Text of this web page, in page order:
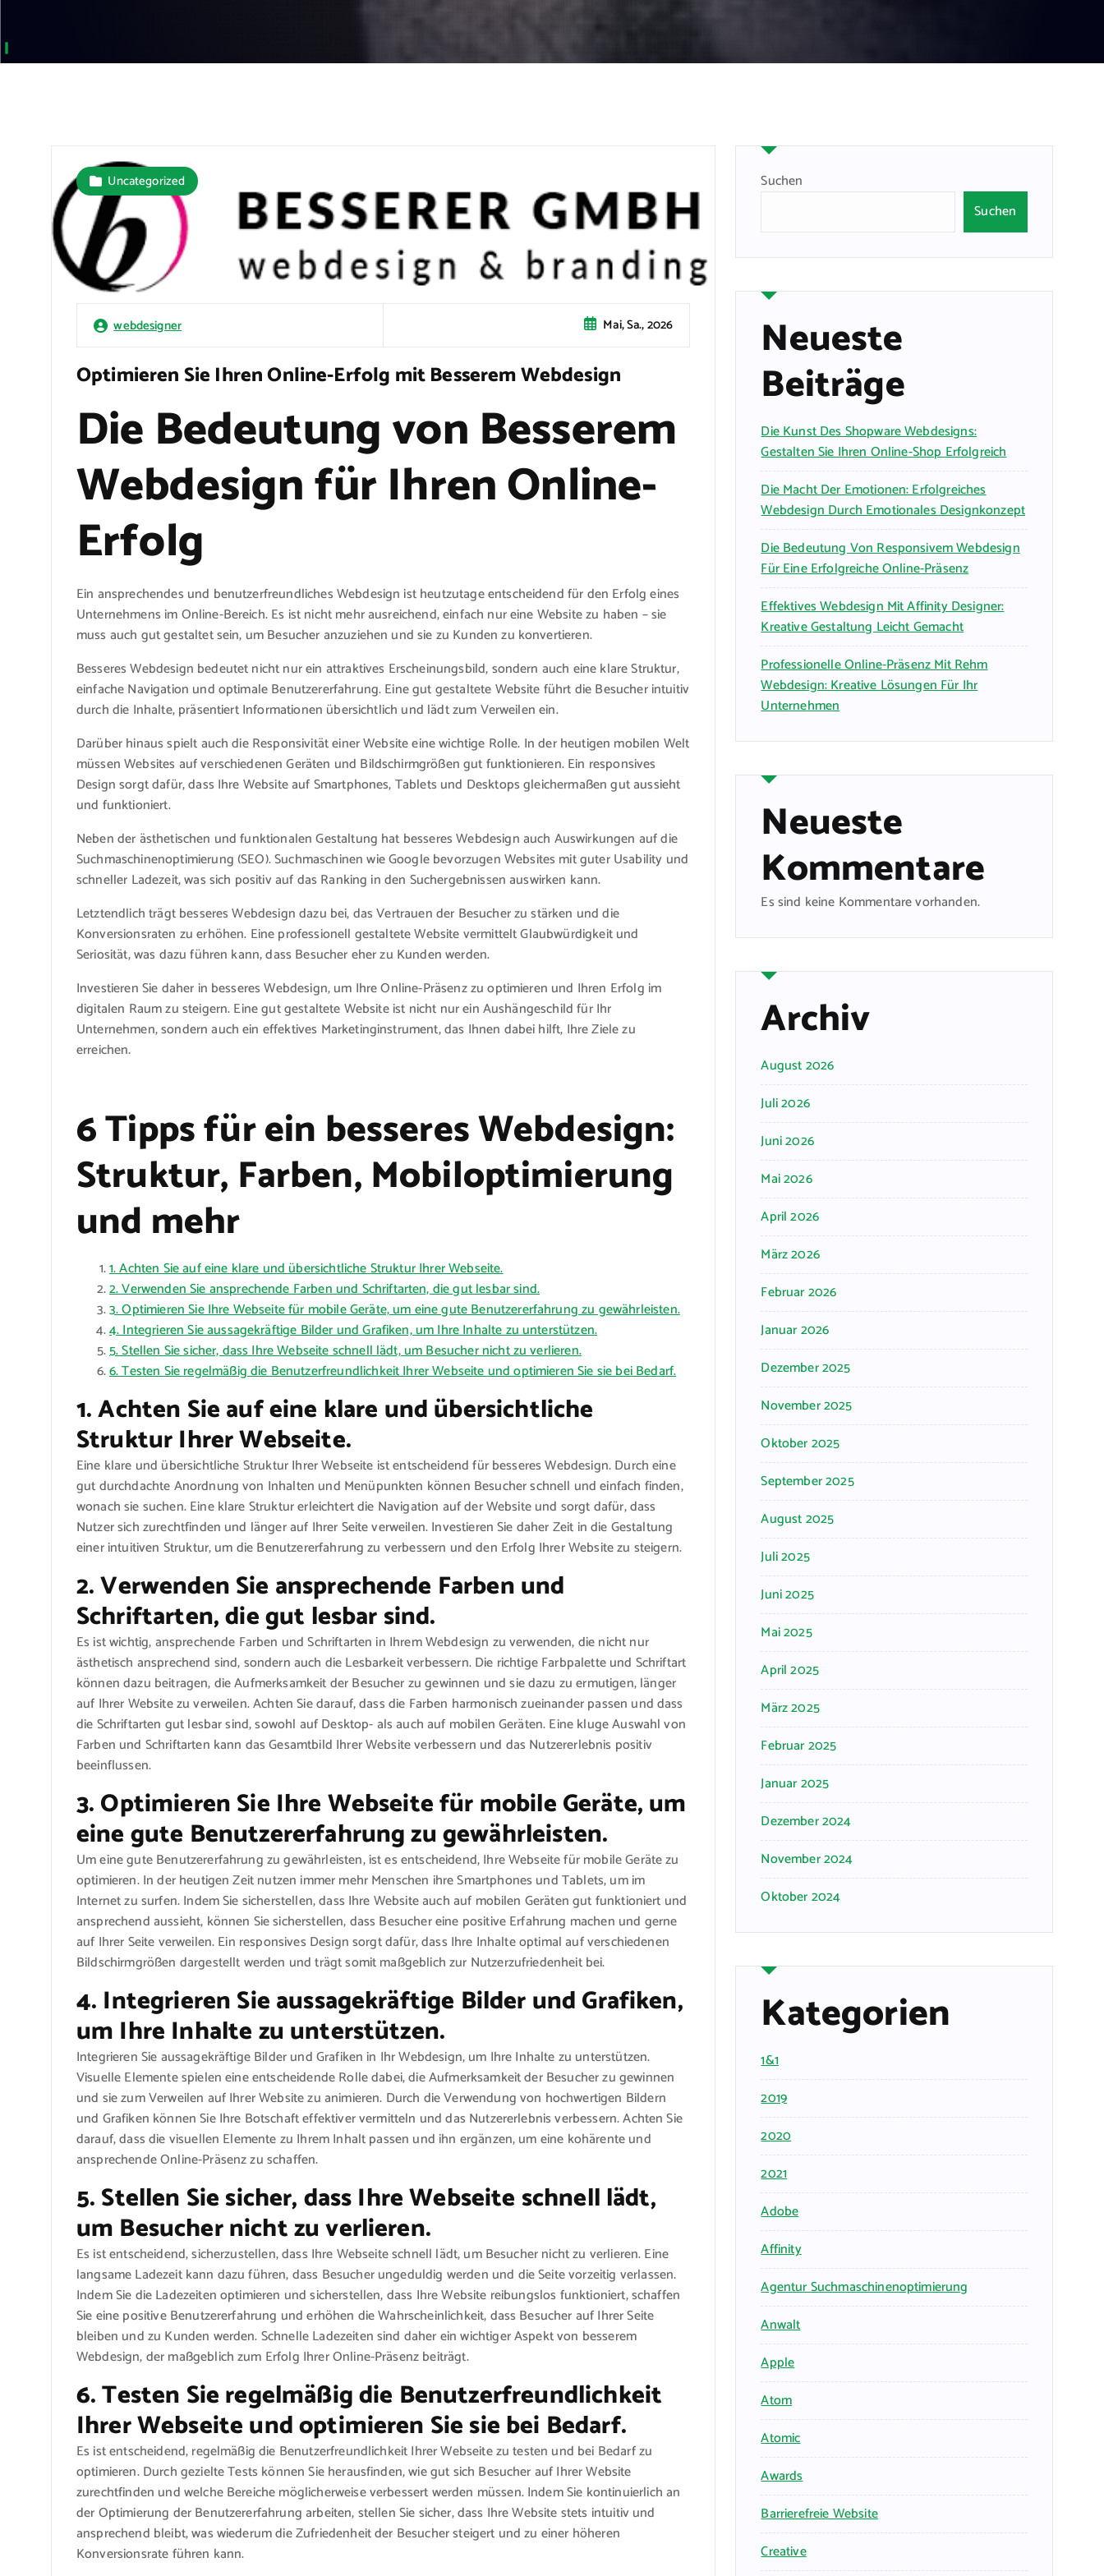
webdesigner Mai, Sa., 2026
Uncategorized
Optimieren Sie Ihren Online-Erfolg mit Besserem Webdesign
Die Bedeutung von Besserem
Webdesign für Ihren Online-
Erfolg
Ein ansprechendes und benutzerfreundliches Webdesign ist heutzutage entscheidend für den Erfolg eines
Unternehmens im Online-Bereich. Es ist nicht mehr ausreichend, einfach nur eine Website zu haben – sie
muss auch gut gestaltet sein, um Besucher anzuziehen und sie zu Kunden zu konvertieren.
Besseres Webdesign bedeutet nicht nur ein attraktives Erscheinungsbild, sondern auch eine klare Struktur,
einfache Navigation und optimale Benutzererfahrung. Eine gut gestaltete Website führt die Besucher intuitiv
durch die Inhalte, präsentiert Informationen übersichtlich und lädt zum Verweilen ein.
Darüber hinaus spielt auch die Responsivität einer Website eine wichtige Rolle. In der heutigen mobilen Welt
müssen Websites auf verschiedenen Geräten und Bildschirmgrößen gut funktionieren. Ein responsives
Design sorgt dafür, dass Ihre Website auf Smartphones, Tablets und Desktops gleichermaßen gut aussieht
und funktioniert.
Neben der ästhetischen und funktionalen Gestaltung hat besseres Webdesign auch Auswirkungen auf die
Suchmaschinenoptimierung (SEO). Suchmaschinen wie Google bevorzugen Websites mit guter Usability und
schneller Ladezeit, was sich positiv auf das Ranking in den Suchergebnissen auswirken kann.
Letztendlich trägt besseres Webdesign dazu bei, das Vertrauen der Besucher zu stärken und die
Konversionsraten zu erhöhen. Eine professionell gestaltete Website vermittelt Glaubwürdigkeit und
Seriosität, was dazu führen kann, dass Besucher eher zu Kunden werden.
Investieren Sie daher in besseres Webdesign, um Ihre Online-Präsenz zu optimieren und Ihren Erfolg im
digitalen Raum zu steigern. Eine gut gestaltete Website ist nicht nur ein Aushängeschild für Ihr
Unternehmen, sondern auch ein effektives Marketinginstrument, das Ihnen dabei hilft, Ihre Ziele zu
erreichen.
6 Tipps für ein besseres Webdesign:
Struktur, Farben, Mobiloptimierung
und mehr
1. Achten Sie auf eine klare und übersichtliche Struktur Ihrer Webseite.
2. Verwenden Sie ansprechende Farben und Schriftarten, die gut lesbar sind.
3. Optimieren Sie Ihre Webseite für mobile Geräte, um eine gute Benutzererfahrung zu gewährleisten.
4. Integrieren Sie aussagekräftige Bilder und Grafiken, um Ihre Inhalte zu unterstützen.
5. Stellen Sie sicher, dass Ihre Webseite schnell lädt, um Besucher nicht zu verlieren.
6. Testen Sie regelmäßig die Benutzerfreundlichkeit Ihrer Webseite und optimieren Sie sie bei Bedarf.
1. Achten Sie auf eine klare und übersichtliche
Struktur Ihrer Webseite.
Eine klare und übersichtliche Struktur Ihrer Webseite ist entscheidend für besseres Webdesign. Durch eine
gut durchdachte Anordnung von Inhalten und Menüpunkten können Besucher schnell und einfach finden,
wonach sie suchen. Eine klare Struktur erleichtert die Navigation auf der Website und sorgt dafür, dass
Nutzer sich zurechtfinden und länger auf Ihrer Seite verweilen. Investieren Sie daher Zeit in die Gestaltung
einer intuitiven Struktur, um die Benutzererfahrung zu verbessern und den Erfolg Ihrer Website zu steigern.
2. Verwenden Sie ansprechende Farben und
Schriftarten, die gut lesbar sind.
Es ist wichtig, ansprechende Farben und Schriftarten in Ihrem Webdesign zu verwenden, die nicht nur
ästhetisch ansprechend sind, sondern auch die Lesbarkeit verbessern. Die richtige Farbpalette und Schriftart
können dazu beitragen, die Aufmerksamkeit der Besucher zu gewinnen und sie dazu zu ermutigen, länger
auf Ihrer Website zu verweilen. Achten Sie darauf, dass die Farben harmonisch zueinander passen und dass
die Schriftarten gut lesbar sind, sowohl auf Desktop- als auch auf mobilen Geräten. Eine kluge Auswahl von
Farben und Schriftarten kann das Gesamtbild Ihrer Website verbessern und das Nutzererlebnis positiv
beeinflussen.
3. Optimieren Sie Ihre Webseite für mobile Geräte, um
eine gute Benutzererfahrung zu gewährleisten.
Um eine gute Benutzererfahrung zu gewährleisten, ist es entscheidend, Ihre Webseite für mobile Geräte zu
optimieren. In der heutigen Zeit nutzen immer mehr Menschen ihre Smartphones und Tablets, um im
Internet zu surfen. Indem Sie sicherstellen, dass Ihre Website auch auf mobilen Geräten gut funktioniert und
ansprechend aussieht, können Sie sicherstellen, dass Besucher eine positive Erfahrung machen und gerne
auf Ihrer Seite verweilen. Ein responsives Design sorgt dafür, dass Ihre Inhalte optimal auf verschiedenen
Bildschirmgrößen dargestellt werden und trägt somit maßgeblich zur Nutzerzufriedenheit bei.
4. Integrieren Sie aussagekräftige Bilder und Grafiken,
um Ihre Inhalte zu unterstützen.
Integrieren Sie aussagekräftige Bilder und Grafiken in Ihr Webdesign, um Ihre Inhalte zu unterstützen.
Visuelle Elemente spielen eine entscheidende Rolle dabei, die Aufmerksamkeit der Besucher zu gewinnen
und sie zum Verweilen auf Ihrer Website zu animieren. Durch die Verwendung von hochwertigen Bildern
und Grafiken können Sie Ihre Botschaft effektiver vermitteln und das Nutzererlebnis verbessern. Achten Sie
darauf, dass die visuellen Elemente zu Ihrem Inhalt passen und ihn ergänzen, um eine kohärente und
ansprechende Online-Präsenz zu schaffen.
5. Stellen Sie sicher, dass Ihre Webseite schnell lädt,
um Besucher nicht zu verlieren.
Es ist entscheidend, sicherzustellen, dass Ihre Webseite schnell lädt, um Besucher nicht zu verlieren. Eine
langsame Ladezeit kann dazu führen, dass Besucher ungeduldig werden und die Seite vorzeitig verlassen.
Indem Sie die Ladezeiten optimieren und sicherstellen, dass Ihre Website reibungslos funktioniert, schaffen
Sie eine positive Benutzererfahrung und erhöhen die Wahrscheinlichkeit, dass Besucher auf Ihrer Seite
bleiben und zu Kunden werden. Schnelle Ladezeiten sind daher ein wichtiger Aspekt von besserem
Webdesign, der maßgeblich zum Erfolg Ihrer Online-Präsenz beiträgt.
6. Testen Sie regelmäßig die Benutzerfreundlichkeit
Ihrer Webseite und optimieren Sie sie bei Bedarf.
Es ist entscheidend, regelmäßig die Benutzerfreundlichkeit Ihrer Webseite zu testen und bei Bedarf zu
optimieren. Durch gezielte Tests können Sie herausfinden, wie gut sich Besucher auf Ihrer Website
zurechtfinden und welche Bereiche möglicherweise verbessert werden müssen. Indem Sie kontinuierlich an
der Optimierung der Benutzererfahrung arbeiten, stellen Sie sicher, dass Ihre Website stets intuitiv und
ansprechend bleibt, was wiederum die Zufriedenheit der Besucher steigert und zu einer höheren
Konversionsrate führen kann.
Suchen
Suchen
Neueste
Beiträge
Die Kunst Des Shopware Webdesigns:
Gestalten Sie Ihren Online-Shop Erfolgreich
Die Macht Der Emotionen: Erfolgreiches
Webdesign Durch Emotionales Designkonzept
Die Bedeutung Von Responsivem Webdesign
Für Eine Erfolgreiche Online-Präsenz
Effektives Webdesign Mit Affinity Designer:
Kreative Gestaltung Leicht Gemacht
Professionelle Online-Präsenz Mit Rehm
Webdesign: Kreative Lösungen Für Ihr
Unternehmen
Neueste
Kommentare
Es sind keine Kommentare vorhanden.
Archiv
August 2026
Juli 2026
Juni 2026
Mai 2026
April 2026
März 2026
Februar 2026
Januar 2026
Dezember 2025
November 2025
Oktober 2025
September 2025
August 2025
Juli 2025
Juni 2025
Mai 2025
April 2025
März 2025
Februar 2025
Januar 2025
Dezember 2024
November 2024
Oktober 2024
Kategorien
1&1
2019
2020
2021
Adobe
Affinity
Agentur Suchmaschinenoptimierung
Anwalt
Apple
Atom
Atomic
Awards
Barrierefreie Website
Creative